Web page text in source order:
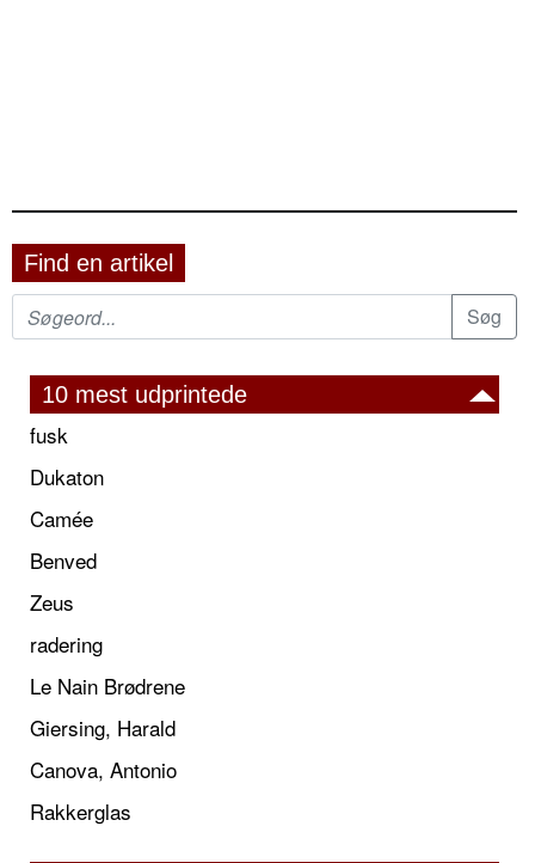
Find en artikel
10 mest udprintede
fusk
Dukaton
Camée
Benved
Zeus
radering
Le Nain Brødrene
Giersing, Harald
Canova, Antonio
Rakkerglas